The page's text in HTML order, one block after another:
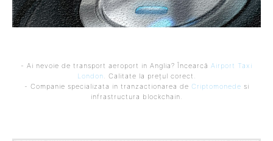
- Ai nevoie de transport aeroport in Anglia? Încearcă Airport Taxi
London. Calitate la prețul corect.
- Companie specializata in tranzactionarea de Criptomonede si
infrastructura blockchain.